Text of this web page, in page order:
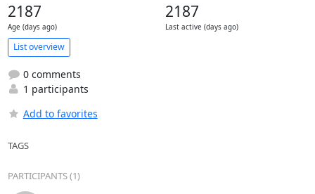
2187
Age (days ago)
2187
Last active (days ago)
List overview
0 comments
1 participants
Add to favorites
TAGS
PARTICIPANTS (1)